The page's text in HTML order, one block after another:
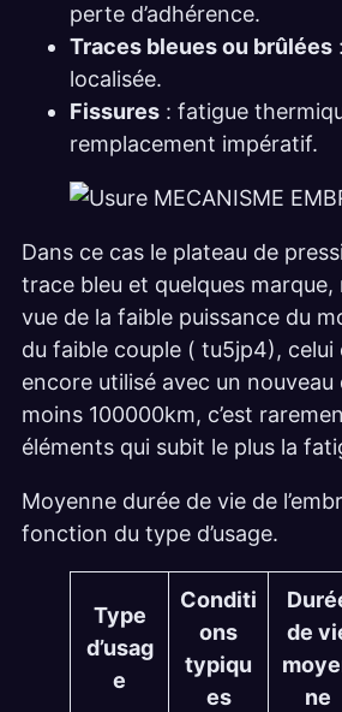
perte d’adhérence.
Traces bleues ou brûlées
localisée.
Fissures : fatigue
remplacement impératif.
Dans ce cas le plateau de
trace bleu et quelques marque,
vue de la faible puissance du
du faible couple ( tu5jp4),
encore utilisé avec un nouveau
moins 100000km, c’est
éléments qui subit le plus la
Moyenne durée de vie de
fonction du type d’usage.
Type
d’usag
e
Conditi
ons
typiqu
es
de
ne